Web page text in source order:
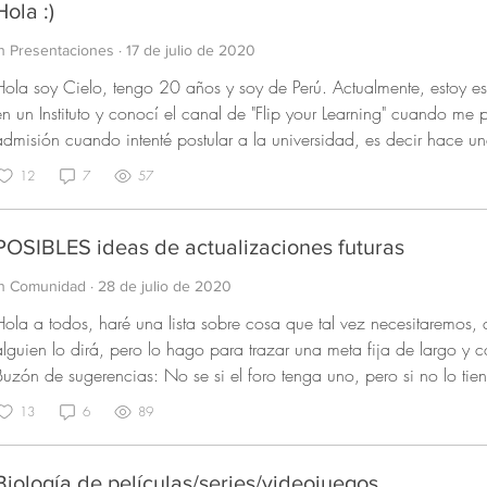
comunidades, links de otras paginas Web y canales de
a Microsoft Encarta pero con una mejor construcción,
de búsqueda y obviamente información actualizada. todo esto con el fin
aprenda de una forma mas rápida, aprenderás de gente
y efectiva lo que quieres estudiar, te ahorrarás el tiempo
aburridos y poco atractivos a la vista. Quiero mejorar este proyecto, aun le queda mucho
necesito mejorar la idea. Tengo toda la información
seguro que valga la pena hacerlo
:)
Presentaciones · 17 de julio de 2020
soy Cielo, tengo 20 años y soy de Perú. Actualmente, estoy estudiando Tecnologías Ambientales
un Instituto y conocí el canal de "Flip your Learning" cuando
cuando intenté postular a la universidad, es decir hace unos 3 años
que el contenido es muy bueno y me ayudó mucho. Estoy
esa comunidad. Gracias Leonel ! :) 💙
12 7 57
ideas de actualizaciones futuras
Comunidad · 28 de julio de 2020
a todos, haré una lista sobre cosa que tal vez necesitaremos,
lo dirá, pero lo hago para trazar una meta fija de largo y
de sugerencias: No se si el foro tenga uno, pero si no lo
pagina principal no este llenas de sugerencias, es solo para que
de Noticias: OPCIONAL - tener cada lunes una agenda
de actividades hecho durante la semana. Parche de Actualización: si la pagina tenga alguna
seria genial publicar los cambios y que la
13 6 89